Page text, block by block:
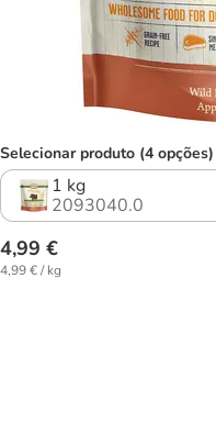
Selecionar produto (4 opções)
1 kg
2093040.0
4,99 €
4,99 € / kg